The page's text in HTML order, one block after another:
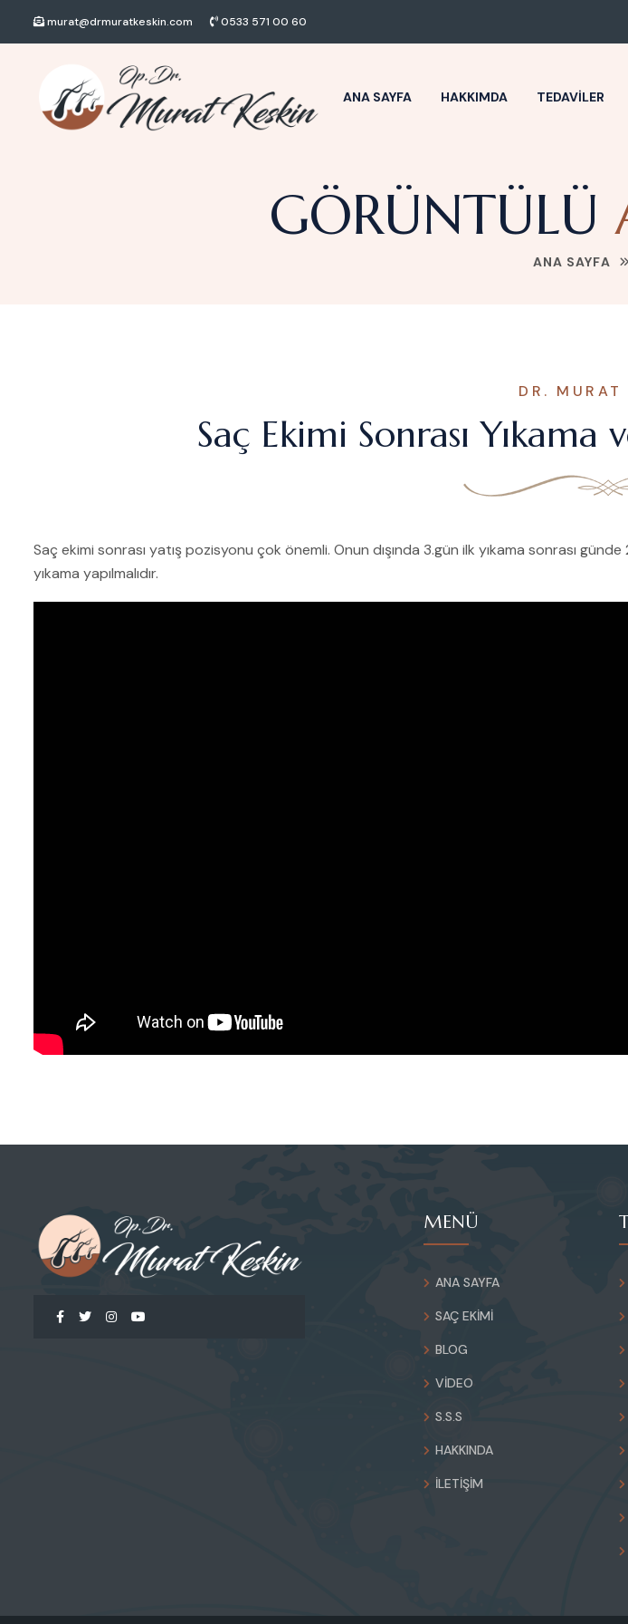
murat@drmuratkeskin.com 0533 571 00 60
ANA SAYFA HAKKIMDA TEDAVILER
GÖRÜNTÜLÜ
ANA SAYFA
DR. MURAT
Saç Ekimi Sonrası Yıkama
Saç ekimi sonrası yatış pozisyonu çok önemli. Onun dışında 3.gün ilk yıkama sonrası
yıkama yapılmalıdır.
MENÜ
ANA SAYFA
SAÇ EKIMI
BLOG
VIDEO
S.S.S
HAKKINDA
İLETIŞIM